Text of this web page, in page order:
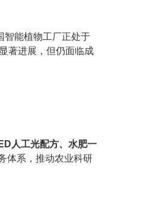
智能植物工厂正处于
著进展，但仍面临成
人工光配方、水肥一
体系，推动农业科研